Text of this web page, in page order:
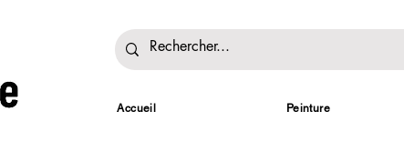
Accueil Peinture